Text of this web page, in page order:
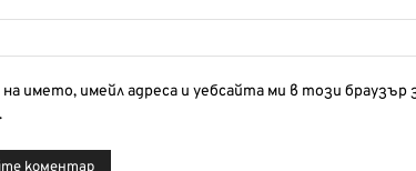
на името, имейл адреса и уебсайта ми в този